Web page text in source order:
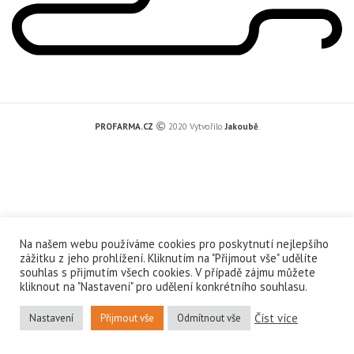
PROFARMA.CZ 2020 VytvořiloJakoubě.
Na našem webu používáme cookies pro poskytnutí nejlepšího
zážitku z jeho prohlížení. Kliknutím na "Přijmout vše" udělíte
souhlas s přijmutím všech cookies. V případě zájmu můžete
kliknout na "Nastavení" pro udělení konkrétního souhlasu.
Nastavení Přijmout vše Odmítnout vše Číst více